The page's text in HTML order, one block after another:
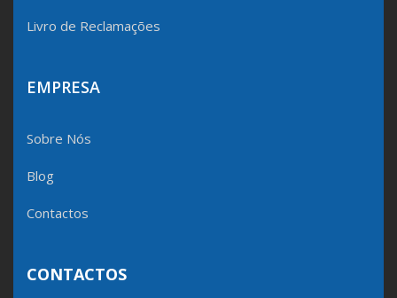
Livro de Reclamações
EMPRESA
Sobre Nós
Blog
Contactos
CONTACTOS